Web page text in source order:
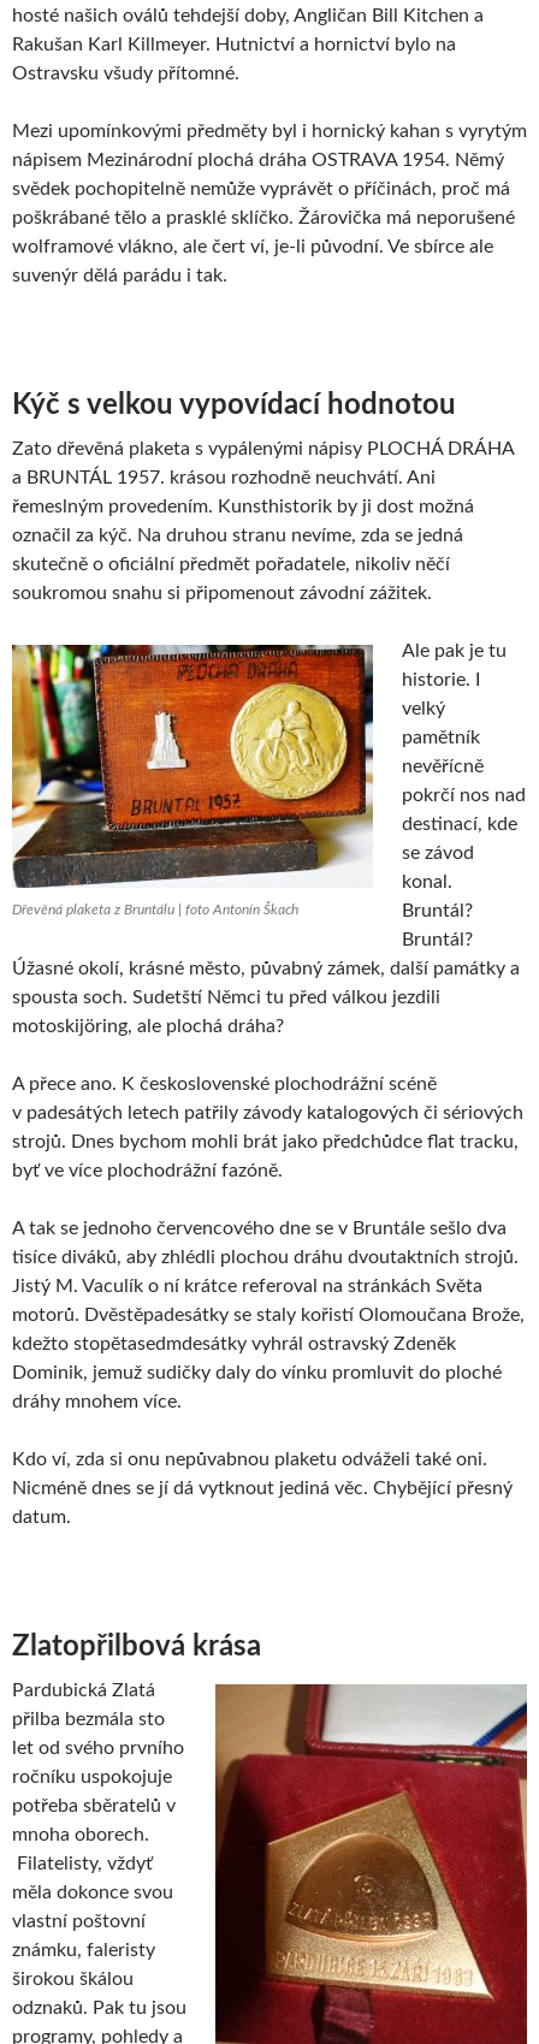
hosté našich oválů tehdejší doby, Angličan Bill Kitchen a
Rakušan Karl Killmeyer. Hutnictví a hornictví bylo na
Ostravsku všudy přítomné.
Mezi upomínkovými předměty byl i hornický kahan s vyrytým
nápisem Mezinárodní plochá dráha OSTRAVA 1954. Němý
svědek pochopitelně nemůže vyprávět o příčinách, proč má
poškrábané tělo a prasklé sklíčko. Žárovička má neporušené
wolframové vlákno, ale čert ví, je-li původní. Ve sbírce ale
suvenýr dělá parádu i tak.
Kýč s velkou vypovídací hodnotou
Zato dřevěná plaketa s vypálenými nápisy PLOCHÁ DRÁHA
a BRUNTÁL 1957. krásou rozhodně neuchvátí. Ani
řemeslným provedením. Kunsthistorik by ji dost možná
označil za kýč. Na druhou stranu nevíme, zda se jedná
skutečně o oficiální předmět pořadatele, nikoliv něčí
soukromou snahu si připomenout závodní zážitek.
Dřevěná plaketa z Bruntálu | foto Antonín Škach
Ale pak je tu
historie. I
velký
pamětník
nevěřícně
pokrčí nos nad
destinací, kde
se závod
konal.
Bruntál?
Bruntál?
Úžasné okolí, krásné město, půvabný zámek, další památky a
spousta soch. Sudetští Němci tu před válkou jezdili
motoskijöring, ale plochá dráha?
A přece ano. K československé plochodrážní scéně
v padesátých letech patřily závody katalogových či sériových
strojů. Dnes bychom mohli brát jako předchůdce flat tracku,
byť ve více plochodrážní fazóně.
A tak se jednoho červencového dne se v Bruntále sešlo dva
tisíce diváků, aby zhlédli plochou dráhu dvoutaktních strojů.
Jistý M. Vaculík o ní krátce referoval na stránkách Světa
motorů. Dvěstěpadesátky se staly kořistí Olomoučana Brože,
kdežto stopětasedmdesátky vyhrál ostravský Zdeněk
Dominik, jemuž sudičky daly do vínku promluvit do ploché
dráhy mnohem více.
Kdo ví, zda si onu nepůvabnou plaketu odváželi také oni.
Nicméně dnes se jí dá vytknout jediná věc. Chybějící přesný
datum.
Zlatopřilbová krása
Pardubická Zlatá
přilba bezmála sto
let od svého prvního
ročníku uspokojuje
potřeba sběratelů v
mnoha oborech.
Filatelisty, vždyť
měla dokonce svou
vlastní poštovní
známku, faleristy
širokou škálou
odznaků. Pak tu jsou
programy, pohledy a